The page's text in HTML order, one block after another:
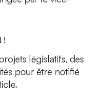
!
législatifs, des
pour être notifié